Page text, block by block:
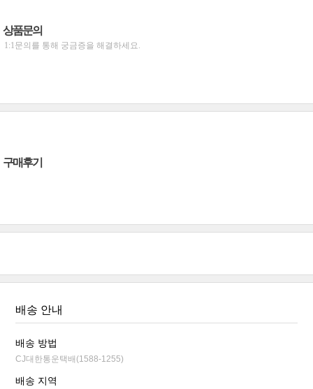
상품문의
1:1문의를 통해 궁금증을 해결하세요.
구매후기
배송 안내
배송 방법
CJ대한통운택배(1588-1255)
배송 지역